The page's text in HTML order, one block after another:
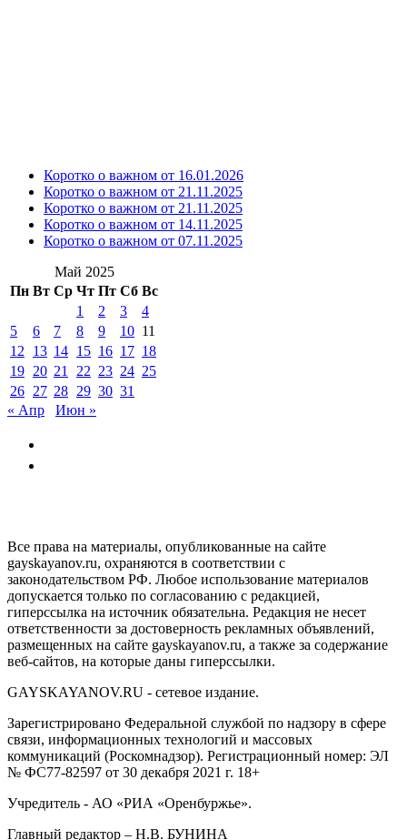
Коротко о важном от 16.01.2026
Коротко о важном от 21.11.2025
Коротко о важном от 21.11.2025
Коротко о важном от 14.11.2025
Коротко о важном от 07.11.2025
Май 2025
Пн Вт Ср Чт Пт Сб Вс
1
2 3
4
5
6 7 8 9 10 11
12
13 14 15 16 17 18
19 20 21 22 23 24 25
26 27 28 29 30 31
« Апр
Июн »
Все права на материалы, опубликованные на сайте
gayskayanov.ru, охраняются в соответствии с
законодательством РФ. Любое использование материалов
допускается только по согласованию с редакцией,
гиперссылка на источник обязательна. Редакция не несет
ответственности за достоверность рекламных объявлений,
размещенных на сайте gayskayanov.ru, а также за содержание
веб-сайтов, на которые даны гиперссылки.
GAYSKAYANOV.RU - сетевое издание.
Зарегистрировано Федеральной службой по надзору в сфере
связи, информационных технологий и массовых
коммуникаций (Роскомнадзор). Регистрационный номер: ЭЛ
№ ФС77-82597 от 30 декабря 2021 г. 18+
Учредитель - АО «РИА «Оренбуржье».
Главный редактор – Н.В. БУНИНА